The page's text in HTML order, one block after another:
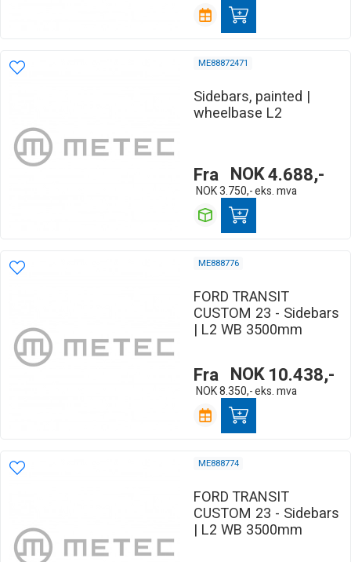
ME88872471
Sidebars, painted |
wheelbase L2
Fra NOK4.688,-
NOK3.750,-eks. mva
ME888776
FORD TRANSIT
CUSTOM 23 - Sidebars
| L2 WB 3500mm
Fra NOK10.438,-
NOK8.350,-eks. mva
ME888774
FORD TRANSIT
CUSTOM 23 - Sidebars
| L2 WB 3500mm